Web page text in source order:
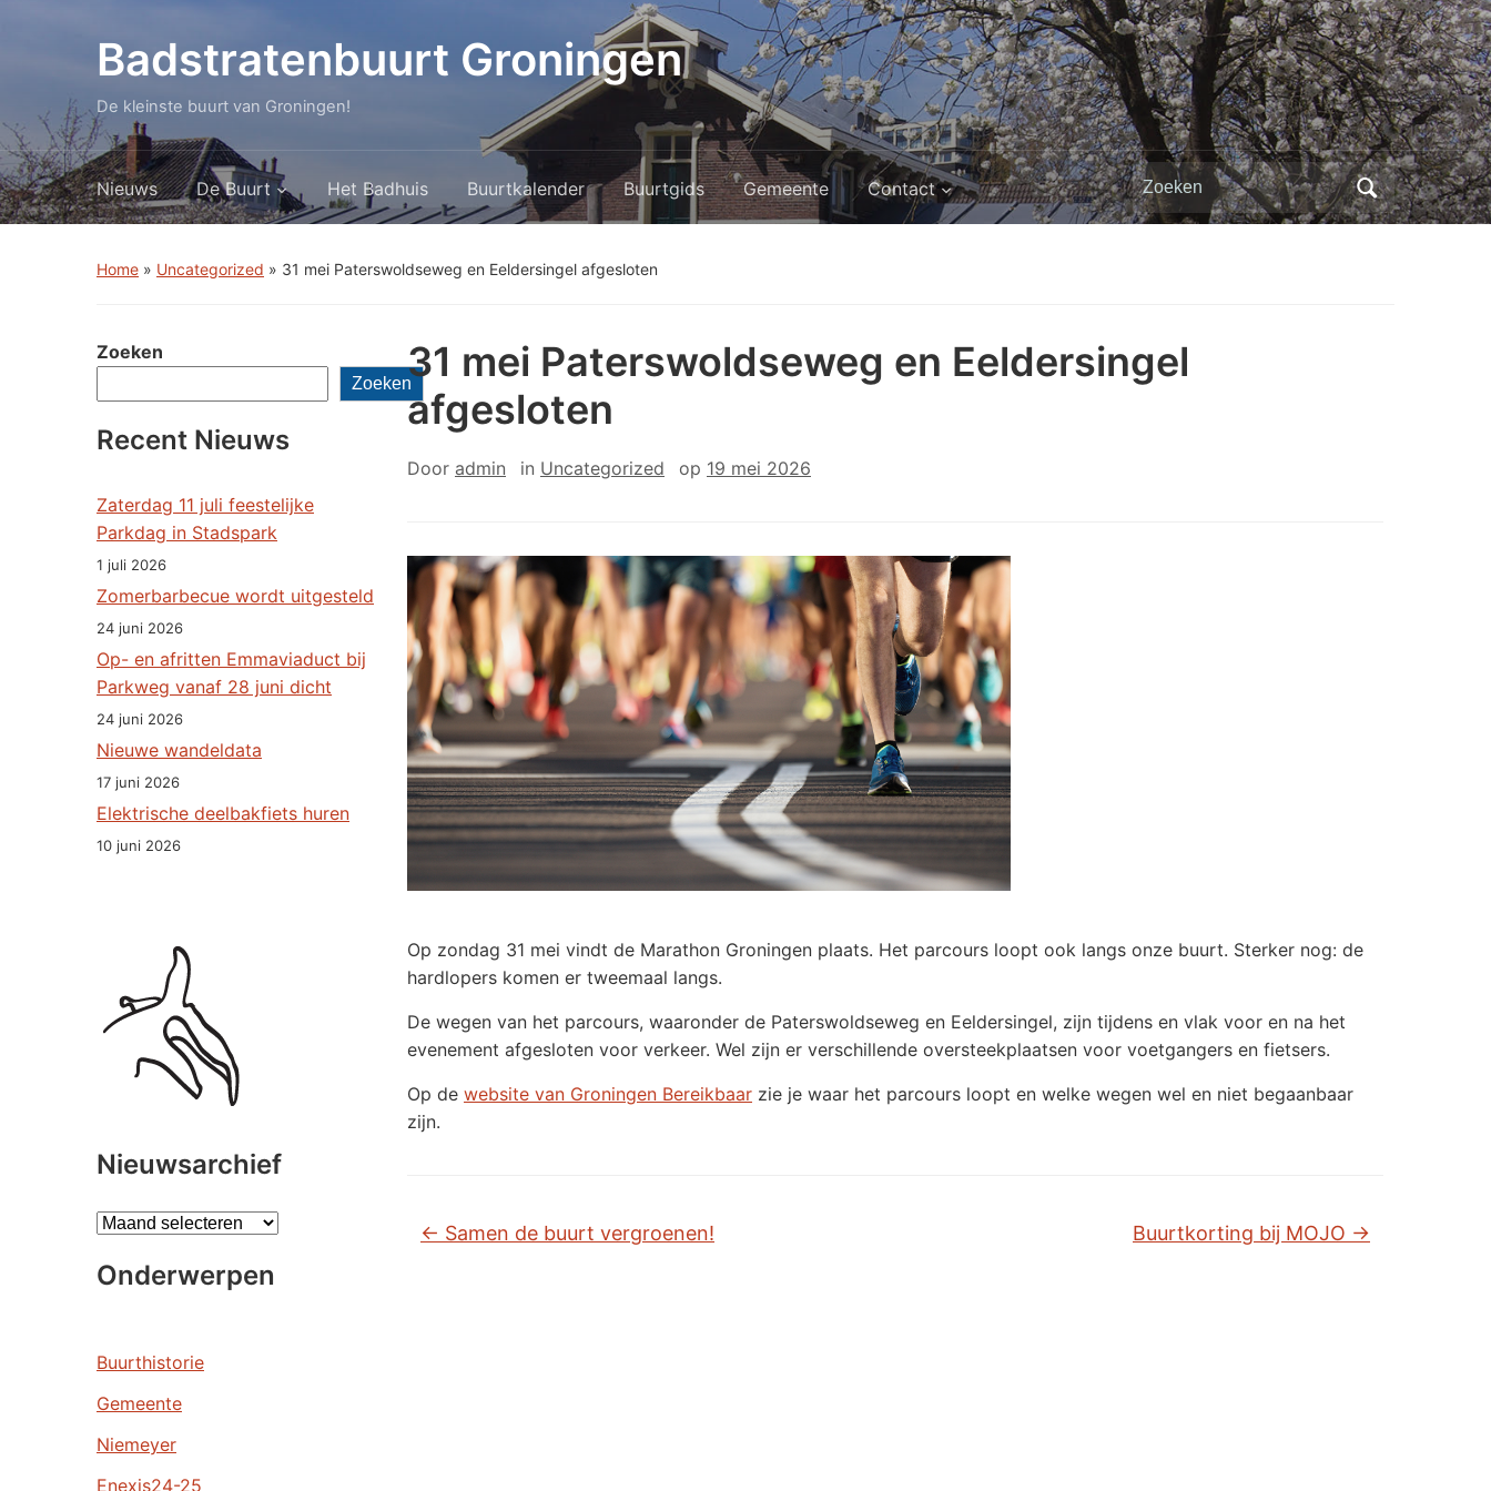
Badstratenbuurt Groningen
De kleinste buurt van Groningen!
Nieuws De Buurt Het Badhuis Buurtkalender Buurtgids Gemeente Contact
Zoeken
naar:
Home » Uncategorized » 31 mei Paterswoldseweg en Eeldersingel afgesloten
Zoeken
Zoeken
Recent Nieuws
Zaterdag 11 juli feestelijke
Parkdag in Stadspark
1 juli 2026
Zomerbarbecue wordt uitgesteld
24 juni 2026
Op- en afritten Emmaviaduct bij
Parkweg vanaf 28 juni dicht
24 juni 2026
Nieuwe wandeldata
17 juni 2026
Elektrische deelbakfiets huren
10 juni 2026
Nieuwsarchief
A
c
e
e
n
Onderwerpen
Buurthistorie
Gemeente
Niemeyer
Enexis24-25
31 mei Paterswoldseweg en Eeldersingel
afgesloten
Door admin in Uncategorized op 19 mei 2026
Op zondag 31 mei vindt de Marathon Groningen plaats. Het parcours loopt ook langs onze buurt. Sterker nog: de
hardlopers komen er tweemaal langs.
De wegen van het parcours, waaronder de Paterswoldseweg en Eeldersingel, zijn tijdens en vlak voor en na het
evenement afgesloten voor verkeer. Wel zijn er verschillende oversteekplaatsen voor voetgangers en fietsers.
Op de website van Groningen Bereikbaar zie je waar het parcours loopt en welke wegen wel en niet begaanbaar
zijn.
← Samen de buurt vergroenen! Buurtkorting bij MOJO →